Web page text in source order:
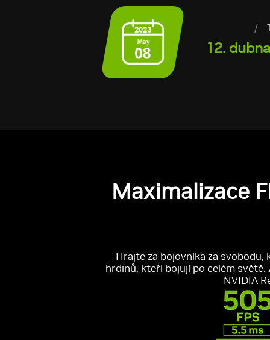
/
12.
Maximalizace
Hrajte za bojovníka za svobodu,
hrdinů, kteří bojují po celém
NVIDIA